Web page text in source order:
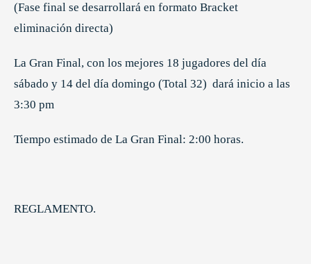
(Fase final se desarrollará en formato Bracket
eliminación directa)
La Gran Final, con los mejores 18 jugadores del día
sábado y 14 del día domingo (Total 32) dará inicio a las
3:30 pm
Tiempo estimado de La Gran Final: 2:00 horas.
REGLAMENTO.